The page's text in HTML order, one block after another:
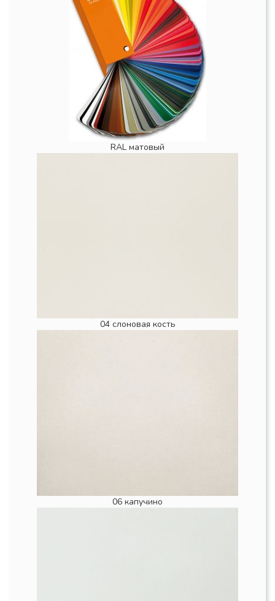
RAL матовый
04 слоновая кость
06 капучино